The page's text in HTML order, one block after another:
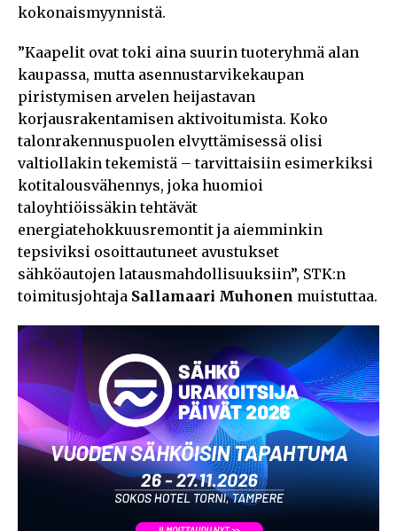
kokonaismyynnistä.
”Kaapelit ovat toki aina suurin tuoteryhmä alan
kaupassa, mutta asennustarvikekaupan
piristymisen arvelen heijastavan
korjausrakentamisen aktivoitumista. Koko
talonrakennuspuolen elvyttämisessä olisi
valtiollakin tekemistä – tarvittaisiin esimerkiksi
kotitalousvähennys, joka huomioi
taloyhtiöissäkin tehtävät
energiatehokkuusremontit ja aiemminkin
tepsiviksi osoittautuneet avustukset
sähköautojen latausmahdollisuuksiin”, STK:n
toimitusjohtaja Sallamaari Muhonen muistuttaa.